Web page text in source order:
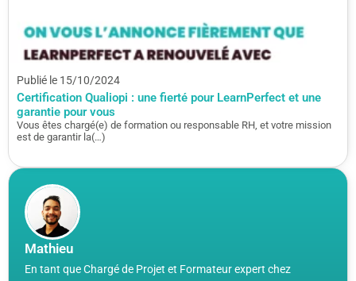
Mathieu
En tant que Chargé de Projet et Formateur expert chez
Publié le 15/10/2024
Certification Qualiopi : une fierté pour LearnPerfect et une
garantie pour vous
Vous êtes chargé(e) de formation ou responsable RH, et votre mission
est de garantir la(…)